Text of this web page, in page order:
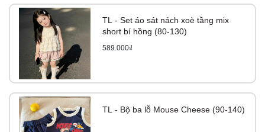
TL - Set áo sát nách xoè tầng mix
short bí hồng (80-130)
589.000₫
TL - Bộ ba lỗ Mouse Cheese (90-140)